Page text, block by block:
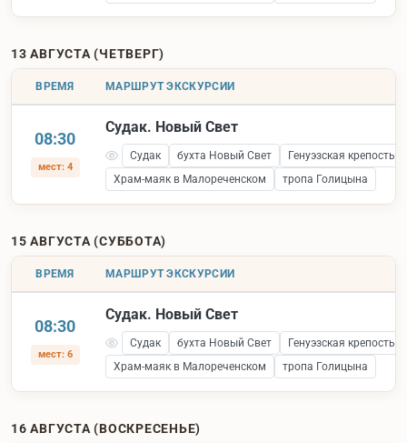
13 АВГУСТА (ЧЕТВЕРГ)
ВРЕМЯ МАРШРУТ ЭКСКУРСИИ
08:30
мест: 4
Судак. Новый Свет
Судак бухта Новый Свет
Генуэзская крепость
Храм-маяк в Малореченском
тропа Голицына
15 АВГУСТА (СУББОТА)
ВРЕМЯ МАРШРУТ ЭКСКУРСИИ
08:30
мест: 6
Судак. Новый Свет
Судак бухта Новый Свет
Генуэзская крепость
Храм-маяк в Малореченском
тропа Голицына
16 АВГУСТА (ВОСКРЕСЕНЬЕ)